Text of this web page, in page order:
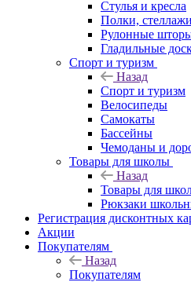
Стулья и кресла
Полки,
Рулонные
Гладильные
Спорт и туризм
Назад
Спорт и туризм
Велосипеды
Самокаты
Бассейны
Чемоданы и
Товары для школы
Назад
Товары для
Рюкзаки
Регистрация дисконтных
Акции
Покупателям
Назад
Покупателям